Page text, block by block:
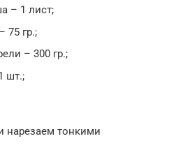
– 1 лист;
75 гр.;
– 300 гр.;
шт.;
нарезаем тонкими